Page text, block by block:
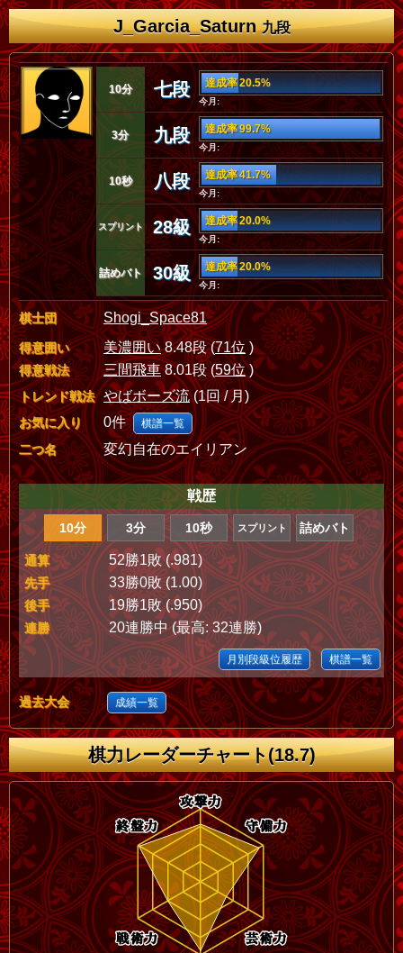
J_Garcia_Saturn九段
10分 七段 達成率 20.5%
今月:
3分 九段 達成率 99.7%
今月:
10秒 八段 達成率 41.7%
今月:
スプリント 28級 達成率 20.0%
今月:
詰めバト 30級 達成率 20.0%
今月:
棋士団 Shogi_Space81
得意囲い 美濃囲い8.48段 (71位 )
得意戦法 三間飛車8.01段 (59位)
トレンド戦法 やばボーズ流(1回 / 月)
お気に入り 0件 棋譜一覧
二つ名 変幻自在のエイリアン
戦歴
10分 3分 10秒 スプリント 詰めバト
通算 52勝1敗 (.981)
先手 33勝0敗 (1.00)
後手 19勝1敗 (.950)
連勝 20連勝中 (最高: 32連勝)
月別段級位履歴 棋譜一覧
過去大会 成績一覧
棋力レーダーチャート(18.7)